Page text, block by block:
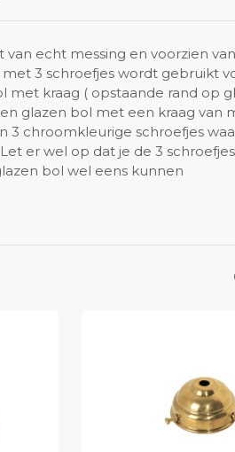
van echt messing en voorzien
3 schroefjes wordt gebruikt
met kraag ( opstaande rand op
glazen bol met een kraag van
3 chroomkleurige schroefjes
er wel op dat je de 3
bol wel eens kunnen